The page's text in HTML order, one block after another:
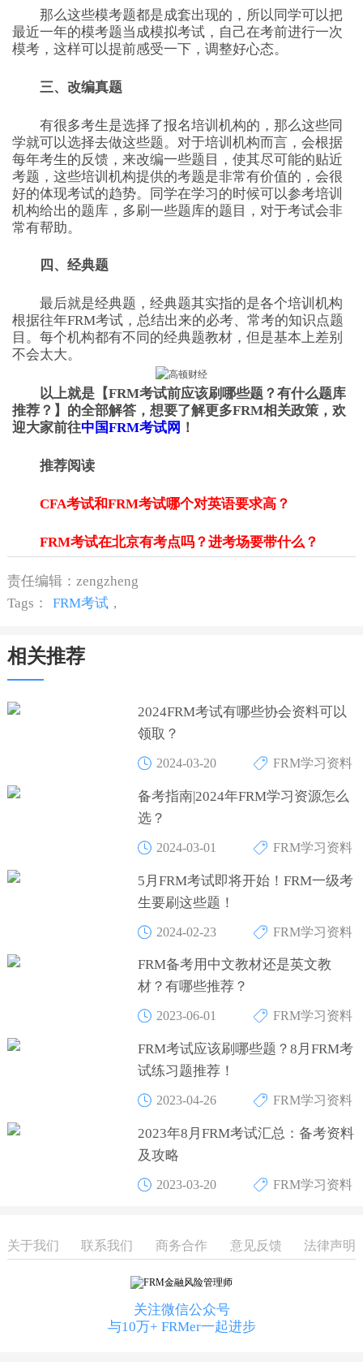
那么这些模考题都是成套出现的，所以同学可以把
最近一年的模考题当成模拟考试，自己在考前进行一次
模考，这样可以提前感受一下，调整好心态。
三、改编真题
有很多考生是选择了报名培训机构的，那么这些同
学就可以选择去做这些题。对于培训机构而言，会根据
每年考生的反馈，来改编一些题目，使其尽可能的贴近
考题，这些培训机构提供的考题是非常有价值的，会很
好的体现考试的趋势。同学在学习的时候可以参考培训
机构给出的题库，多刷一些题库的题目，对于考试会非
常有帮助。
四、经典题
最后就是经典题，经典题其实指的是各个培训机构
根据往年FRM考试，总结出来的必考、常考的知识点题
目。每个机构都有不同的经典题教材，但是基本上差别
不会太大。
以上就是【FRM考试前应该刷哪些题？有什么题库
推荐？】的全部解答，想要了解更多FRM相关政策，欢
迎大家前往中国FRM考试网 ！
推荐阅读
CFA考试和FRM考试哪个对英语要求高？
FRM考试在北京有考点吗？进考场要带什么？
责任编辑：zengzheng
Tags：
FRM考试 ,
相关推荐
2024FRM考试有哪些协会资料可以
领取？
2024-03-20 FRM学习资料
备考指南|2024年FRM学习资源怎么
选？
2024-03-01 FRM学习资料
5月FRM考试即将开始！FRM一级考
生要刷这些题！
2024-02-23 FRM学习资料
FRM备考用中文教材还是英文教
材？有哪些推荐？
2023-06-01 FRM学习资料
FRM考试应该刷哪些题？8月FRM考
试练习题推荐！
2023-04-26 FRM学习资料
2023年8月FRM考试汇总：备考资料
及攻略
2023-03-20 FRM学习资料
关于我们 联系我们 商务合作 意见反馈 法律声明
关注微信公众号
与10万+ FRMer一起进步